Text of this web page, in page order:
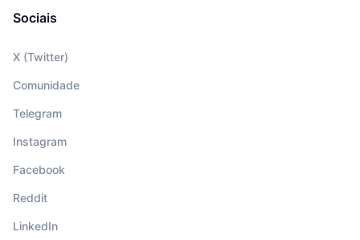
Sociais
X (Twitter)
Comunidade
Telegram
Instagram
Facebook
Reddit
LinkedIn